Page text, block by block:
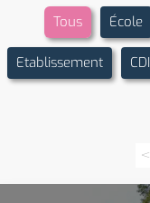
Tous École
Etablissement CDI
<